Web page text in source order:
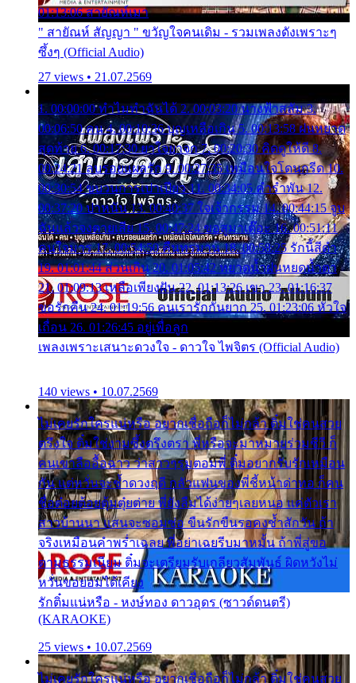
01:13:06 สายัณห์เมา
" สายัณห์ สัญญา " ขวัญใจคนเดิม - รวมเพลงดังเพราะๆ
ซึ้งๆ (Official Audio)
27 views • 21.07.2569
1. 00:00:00 ทำไมทำฉันได้ 2. 00:03:20 นางฟ้าสลัม 3.
00:06:50 คน 4. 00:10:36 บุญเหลือเกิน 5. 00:13:58 ฝนหยาด
สุดท้าย 6. 00:17:30 ยาใจยาจก 7. 00:20:30 คิดดูให้ดี 8.
00:24:21 ลบรอยแผลรัก 9. 00:27:35 เหมือนใจโดนกรีด 10.
00:30:54 ขบวนการเปาเปียว 11. 00:34:05 คำรำพัน 12.
00:37:20 ปาหนัน 13. 00:40:37 ใจเจ้ากรรม 14. 00:44:15 จูบ
ฉันแล้วจงตายเสีย 15. 00:47:24 ขอสูมาเต๊อะ 16. 00:51:11
คนใจมาร 17. 00:54:50 คืนทรมาน 18. 00:58:25 รักนี้สีดำ
19. 01:01:44 ส่วนเกิน 20. 01:05:42 หยาดน้ำฝนหยดน้ำตา
21. 01:09:13 เหลือเพียงฝัน 22. 01:13:26 เขา 23. 01:16:37
ขอรักคืน 24. 01:19:56 คนเรารักกันยาก 25. 01:23:06 หัวใจ
เถื่อน 26. 01:26:45 อยู่เพื่อลูก
เพลงเพราะเสนาะดวงใจ - ดาวใจ ไพจิตร (Official Audio)
140 views • 10.07.2569
ไม่เคยรักใครแน่หรือ อยากเชื่อถือก็ไม่กล้า ติ๋มใช่คนสวย
ตรึงใจ ติ๋มใช่งามซึ้งตรึงตรา พี่หรือจะมาหมายร่วมชีวี ก็
คนเขาลืออื้อฉาว ว่าสาวๆรุมตอมพี่ ติ๋มอยากรับรักเหมือน
กัน แต่หวั่นจะช้ำดวงฤดี กลัวแฟนของพี่ชี้หน้าด่าทอ ก็คน
ชื่อต๋อยต้อยตุ้มตุ๋ยต่าย พี่ยังลืมได้ง่ายๆเลยหนอ แค่ตัวเรา
สาวบ้านนา แสนจะซอมซ่อ ขืนรักขืนรอคงช้ำสักวัน ถ้า
จริงเหมือนคำพร่ำเฉลย พี่อย่าเฉยรีบมาหมั้น ถ้าพี่สู่ขอ
ตามธรรมเนียม ติ๋มจะเตรียมรับเกลียวสัมพันธ์ ผิดหวังไม่
หวั่นขอยอมได้เคียง
รักติ๋มแน่หรือ - หงษ์ทอง ดาวอุดร (ซาวด์ดนตรี)
(KARAOKE)
25 views • 10.07.2569
ไม่เคยรักใครแน่หรือ อยากเชื่อถือก็ไม่กล้า ติ๋มใช่คนสวย